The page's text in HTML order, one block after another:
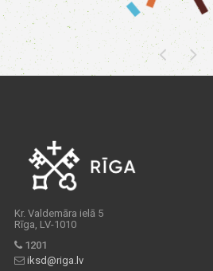
Kr. Valdemāra ielā 5
Rīga, LV-1010
1201
iksd@riga.lv